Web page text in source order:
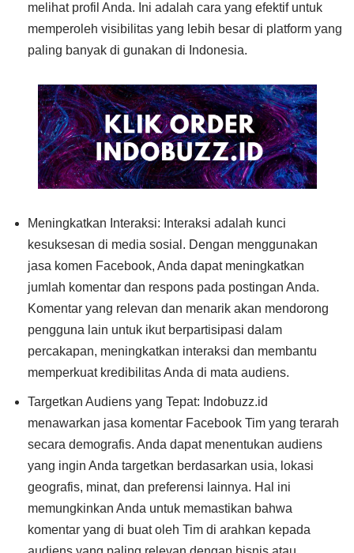
melihat profil Anda. Ini adalah cara yang efektif untuk
memperoleh visibilitas yang lebih besar di platform yang
paling banyak di gunakan di Indonesia.
Meningkatkan Interaksi: Interaksi adalah kunci
kesuksesan di media sosial. Dengan menggunakan
jasa komen Facebook, Anda dapat meningkatkan
jumlah komentar dan respons pada postingan Anda.
Komentar yang relevan dan menarik akan mendorong
pengguna lain untuk ikut berpartisipasi dalam
percakapan, meningkatkan interaksi dan membantu
memperkuat kredibilitas Anda di mata audiens.
Targetkan Audiens yang Tepat: Indobuzz.id
menawarkan jasa komentar Facebook Tim yang terarah
secara demografis. Anda dapat menentukan audiens
yang ingin Anda targetkan berdasarkan usia, lokasi
geografis, minat, dan preferensi lainnya. Hal ini
memungkinkan Anda untuk memastikan bahwa
komentar yang di buat oleh Tim di arahkan kepada